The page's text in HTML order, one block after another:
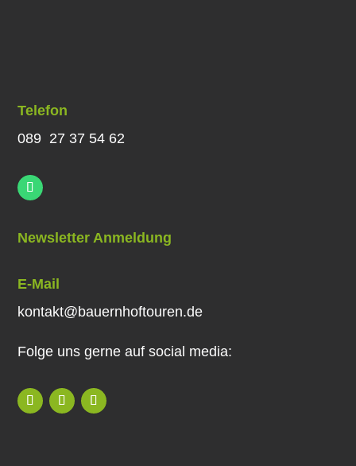
Telefon
089 27 37 54 62
Newsletter Anmeldung
E-Mail
kontakt@bauernhoftouren.de
Folge uns gerne auf social media: